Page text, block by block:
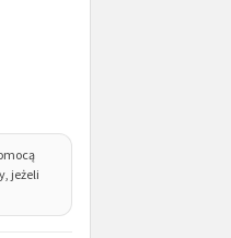
jeżeli